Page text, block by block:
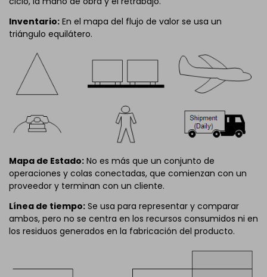
Inventario: En el mapa del flujo de valor se usa un
triángulo equilátero.
Mapa de Estado: No es más que un conjunto de
operaciones y colas conectadas, que comienzan con un
proveedor y terminan con un cliente.
Línea de tiempo: Se usa para representar y comparar
ambos, pero no se centra en los recursos consumidos ni en
los residuos generados en la fabricación del producto.